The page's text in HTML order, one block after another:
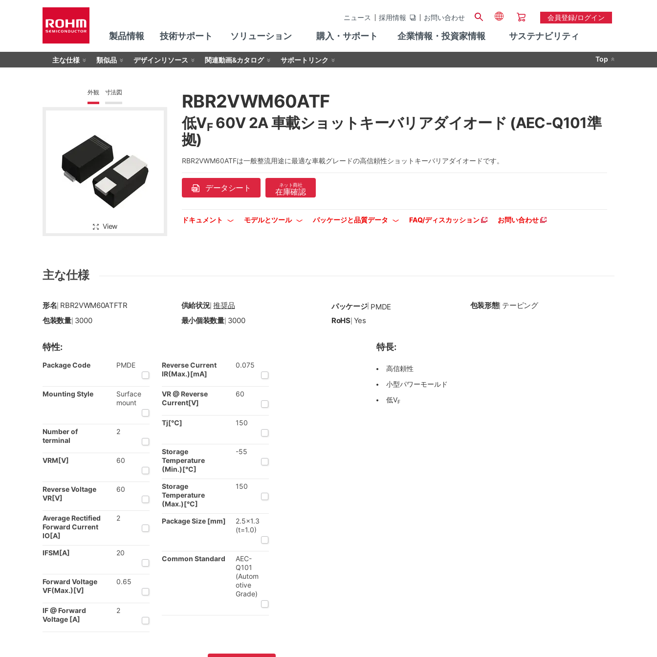
ニュース 採用情報 お問い合わせ 会員登録/ログイン
製品情報 技術サポート ソリューション 購入・サポート 企業情報・投資家情報 サステナビリティ
主な仕様 類似品 デザインリソース 関連動画&カタログ サポートリンク Top
外観 寸法図
View
RBR2VWM60ATF
低VF60V 2A 車載ショットキーバリアダイオード (AEC-Q101準
拠)
RBR2VWM60ATFは一般整流用途に最適な車載グレードの高信頼性ショットキーバリアダイオードです。
データシート ネット商社
在庫確認
ドキュメント モデルとツール パッケージと品質データ FAQ/ディスカッション お問い合わせ
主な仕様
形名 RBR2VWM60ATFTR 供給状況|推奨品 パッケージ| PMDE 包装形態| テーピング
包装数量| 3000 最小個装数量| 3000 RoHS| Yes
特性:
Package Code PMDE
Mounting Style
Surface
mount
Number of
terminal
2
VRM[V] 60
Reverse Voltage
VR[V]
60
Average Rectified
Forward Current
IO[A]
2
IFSM[A] 20
Forward Voltage
VF(Max.)[V]
0.65
IF @ Forward
Voltage [A]
2
Reverse Current
IR(Max.)[mA]
0.075
VR @ Reverse
Current[V]
60
Tj[℃] 150
Storage
Temperature
(Min.)[°C]
-55
Storage
Temperature
(Max.)[°C]
150
Package Size [mm]
2.5x1.3
(t=1.0)
Common Standard
AEC-
Q101
(Autom
otive
Grade)
特長:
高信頼性
小型パワーモールド
低VF